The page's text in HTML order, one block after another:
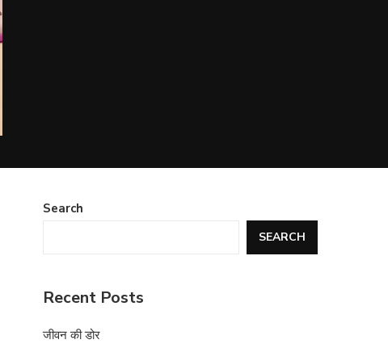
Search
SEARCH
Recent Posts
जीवन की डोर